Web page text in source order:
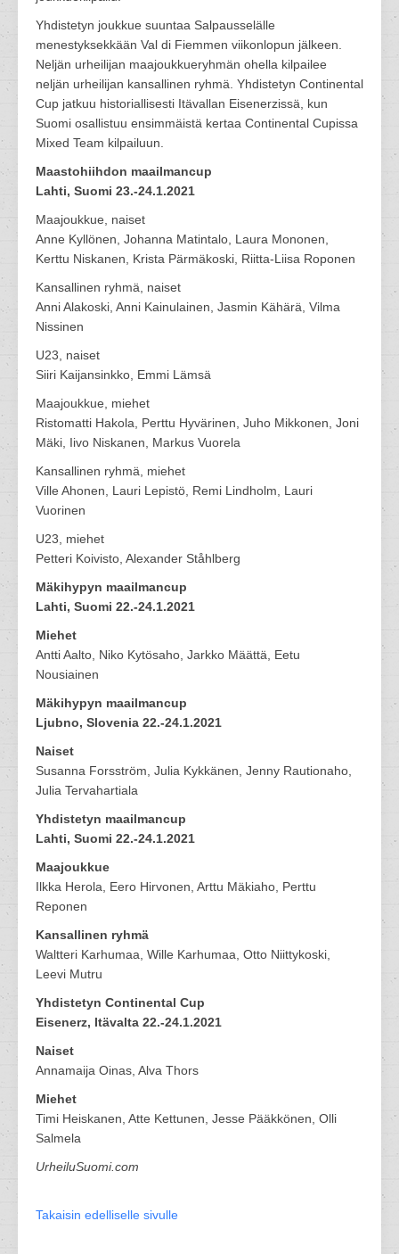
Yhdistetyn joukkue suuntaa Salpausselälle
menestyksekkään Val di Fiemmen viikonlopun jälkeen.
Neljän urheilijan maajoukkueryhmän ohella kilpailee
neljän urheilijan kansallinen ryhmä. Yhdistetyn Continental
Cup jatkuu historiallisesti Itävallan Eisenerzissä, kun
Suomi osallistuu ensimmäistä kertaa Continental Cupissa
Mixed Team kilpailuun.
Maastohiihdon maailmancup
Lahti, Suomi 23.-24.1.2021
Maajoukkue, naiset
Anne Kyllönen, Johanna Matintalo, Laura Mononen,
Kerttu Niskanen, Krista Pärmäkoski, Riitta-Liisa Roponen
Kansallinen ryhmä, naiset
Anni Alakoski, Anni Kainulainen, Jasmin Kähärä, Vilma
Nissinen
U23, naiset
Siiri Kaijansinkko, Emmi Lämsä
Maajoukkue, miehet
Ristomatti Hakola, Perttu Hyvärinen, Juho Mikkonen, Joni
Mäki, Iivo Niskanen, Markus Vuorela
Kansallinen ryhmä, miehet
Ville Ahonen, Lauri Lepistö, Remi Lindholm, Lauri
Vuorinen
U23, miehet
Petteri Koivisto, Alexander Ståhlberg
Mäkihypyn maailmancup
Lahti, Suomi 22.-24.1.2021
Miehet
Antti Aalto, Niko Kytösaho, Jarkko Määttä, Eetu
Nousiainen
Mäkihypyn maailmancup
Ljubno, Slovenia 22.-24.1.2021
Naiset
Susanna Forsström, Julia Kykkänen, Jenny Rautionaho,
Julia Tervahartiala
Yhdistetyn maailmancup
Lahti, Suomi 22.-24.1.2021
Maajoukkue
Ilkka Herola, Eero Hirvonen, Arttu Mäkiaho, Perttu
Reponen
Kansallinen ryhmä
Waltteri Karhumaa, Wille Karhumaa, Otto Niittykoski,
Leevi Mutru
Yhdistetyn Continental Cup
Eisenerz, Itävalta 22.-24.1.2021
Naiset
Annamaija Oinas, Alva Thors
Miehet
Timi Heiskanen, Atte Kettunen, Jesse Pääkkönen, Olli
Salmela
UrheiluSuomi.com
Takaisin edelliselle sivulle